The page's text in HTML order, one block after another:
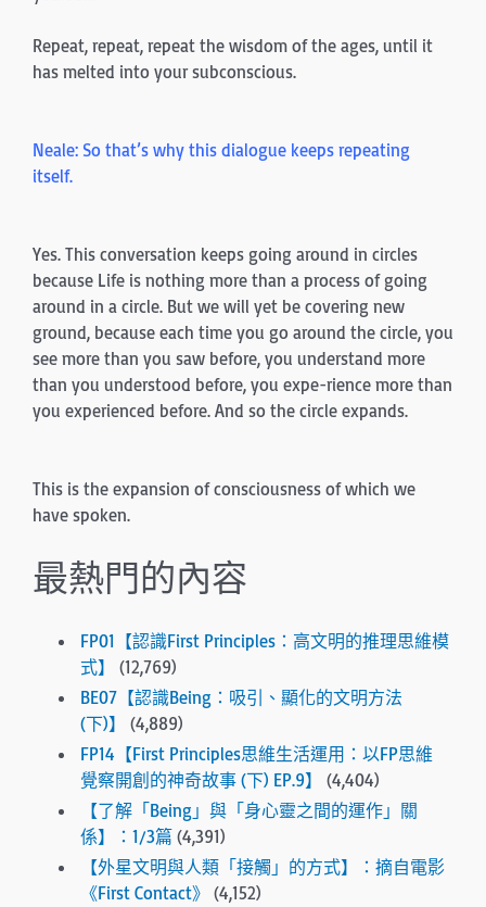
Repeat, repeat, repeat the wisdom of the ages, until it
has melted into your subconscious.
Neale: So that’s why this dialogue keeps repeating
itself.
Yes. This conversation keeps going around in circles
because Life is nothing more than a process of going
around in a circle. But we will yet be covering new
ground, because each time you go around the circle, you
see more than you saw before, you understand more
than you understood before, you expe-rience more than
you experienced before. And so the circle expands.
This is the expansion of consciousness of which we
have spoken.
最熱門的內容
FP01【認識First Principles：高文明的推理思維模
式】
(12,769)
BE07【認識Being：吸引、顯化的文明方法
(下)】
(4,889)
FP14【First Principles思維生活運用：以FP思維
覺察開創的神奇故事 (下) EP.9】
(4,404)
【了解「Being」與「身心靈之間的運作」關
係】：1/3篇 (4,391)
【外星文明與人類「接觸」的方式】：摘自電影
《First Contact》
(4,152)